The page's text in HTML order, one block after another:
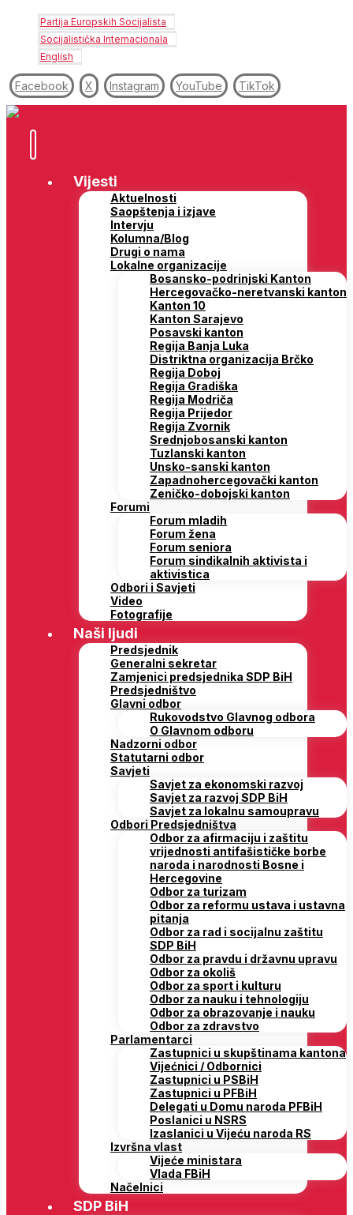
Partija Europskih Socijalista
Socijalistička Internacionala
English
Facebook X Instagram YouTube TikTok
Vijesti
Aktuelnosti
Saopštenja i izjave
Intervju
Kolumna/Blog
Drugi o nama
Lokalne organizacije
Bosansko-podrinjski Kanton
Hercegovačko-neretvanski kanton
Kanton 10
Kanton Sarajevo
Posavski kanton
Regija Banja Luka
Distriktna organizacija Brčko
Regija Doboj
Regija Gradiška
Regija Modriča
Regija Prijedor
Regija Zvornik
Srednjobosanski kanton
Tuzlanski kanton
Unsko-sanski kanton
Zapadnohercegovački kanton
Zeničko-dobojski kanton
Forumi
Forum mladih
Forum žena
Forum seniora
Forum sindikalnih aktivista i
aktivistica
Odbori i Savjeti
Video
Fotografije
Naši ljudi
Predsjednik
Generalni sekretar
Zamjenici predsjednika SDP BiH
Predsjedništvo
Glavni odbor
Rukovodstvo Glavnog odbora
O Glavnom odboru
Nadzorni odbor
Statutarni odbor
Savjeti
Savjet za ekonomski razvoj
Savjet za razvoj SDP BiH
Savjet za lokalnu samoupravu
Odbori Predsjedništva
Odbor za afirmaciju i zaštitu
vrijednosti antifašističke borbe
naroda i narodnosti Bosne i
Hercegovine
Odbor za turizam
Odbor za reformu ustava i ustavna
pitanja
Odbor za rad i socijalnu zaštitu
SDP BiH
Odbor za pravdu i državnu upravu
Odbor za okoliš
Odbor za sport i kulturu
Odbor za nauku i tehnologiju
Odbor za obrazovanje i nauku
Odbor za zdravstvo
Parlamentarci
Zastupnici u skupštinama kantona
Vijećnici / Odbornici
Zastupnici u PSBiH
Zastupnici u PFBiH
Delegati u Domu naroda PFBiH
Poslanici u NSRS
Izaslanici u Vijeću naroda RS
Izvršna vlast
Vijeće ministara
Vlada FBiH
Načelnici
SDP BiH